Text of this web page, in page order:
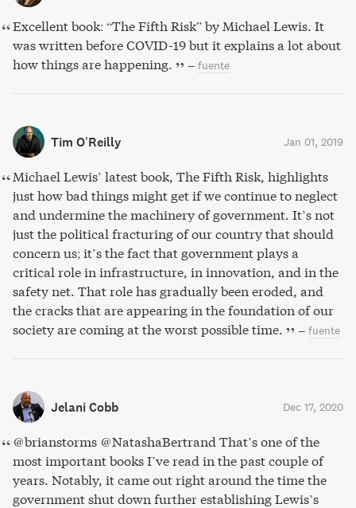
Excellent book: “The Fifth Risk” by Michael Lewis. It
was written before COVID-19 but it explains a lot about
how things are happening.
– fuente
Tim O’Reilly Jan 01, 2019
Michael Lewis’ latest book, The Fifth Risk, highlights
just how bad things might get if we continue to neglect
and undermine the machinery of government. It’s not
just the political fracturing of our country that should
concern us; it’s the fact that government plays a
critical role in infrastructure, in innovation, and in the
safety net. That role has gradually been eroded, and
the cracks that are appearing in the foundation of our
society are coming at the worst possible time.
– fuente
Jelani Cobb Dec 17, 2020
@brianstorms @NatashaBertrand That’s one of the
most important books I’ve read in the past couple of
years. Notably, it came out right around the time the
government shut down further establishing Lewis’s